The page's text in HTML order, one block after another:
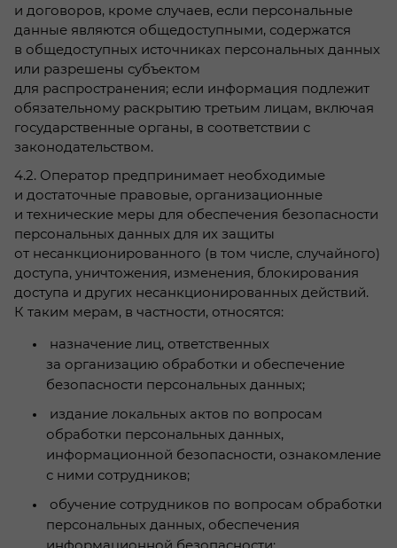
и договоров, кроме случаев, если персональные
данные являются общедоступными, содержатся
в общедоступных источниках персональных данных
или разрешены субъектом
для распространения; если информация подлежит
обязательному раскрытию третьим лицам, включая
государственные органы, в соответствии с
законодательством.
4.2. Оператор предпринимает необходимые
и достаточные правовые, организационные
и технические меры для обеспечения безопасности
персональных данных для их защиты
от несанкционированного (в том числе, случайного)
доступа, уничтожения, изменения, блокирования
доступа и других несанкционированных действий.
К таким мерам, в частности, относятся:
назначение лиц, ответственных
за организацию обработки и обеспечение
безопасности персональных данных;
издание локальных актов по вопросам
обработки персональных данных,
информационной безопасности, ознакомление
с ними сотрудников;
обучение сотрудников по вопросам обработки
персональных данных, обеспечения